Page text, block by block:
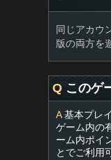
同じアカウ
版の両方を
Q このゲ
A基本プレ
ゲーム内の
ーム内ポイ
とでご利用